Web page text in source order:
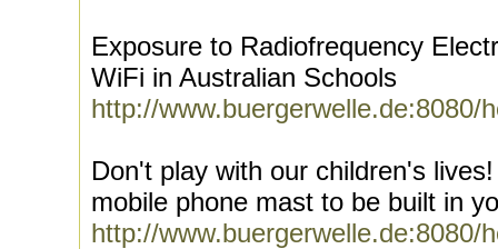
Exposure to Radiofrequency
WiFi in Australian Schools
http://www.buergerwelle.de:8080/
Don't play with our children's
mobile phone mast to be built in
http://www.buergerwelle.de:8080/